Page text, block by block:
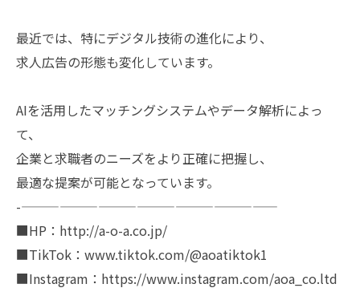
最近では、特にデジタル技術の進化により、
求人広告の形態も変化しています。
AIを活用したマッチングシステムやデータ解析によっ
て、
企業と求職者のニーズをより正確に把握し、
最適な提案が可能となっています。
-————————————————————
■HP：http://a-o-a.co.jp/
■TikTok：www.tiktok.com/@aoatiktok1
■Instagram：https://www.instagram.com/aoa_co.ltd